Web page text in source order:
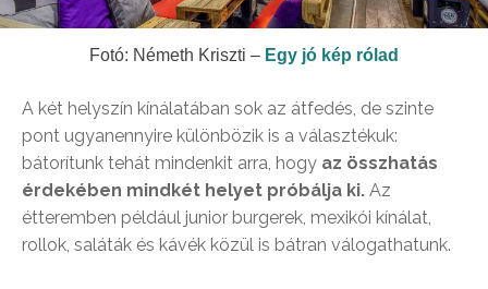
Fotó: Németh Kriszti – Egy jó kép rólad
A két helyszín kínálatában sok az átfedés, de szinte
pont ugyanennyire különbözik is a választékuk:
bátorítunk tehát mindenkit arra, hogy az összhatás
érdekében mindkét helyet próbálja ki. Az
étteremben például junior burgerek, mexikói kínálat,
rollok, saláták és kávék közül is bátran válogathatunk.